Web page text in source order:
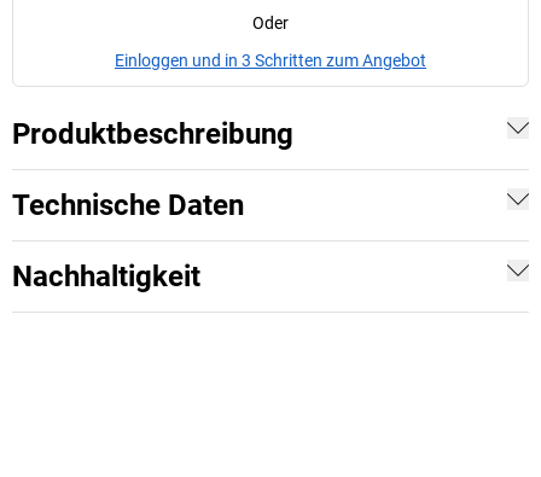
Oder
Einloggen und in 3 Schritten zum Angebot
Produktbeschreibung
Technische Daten
Nachhaltigkeit